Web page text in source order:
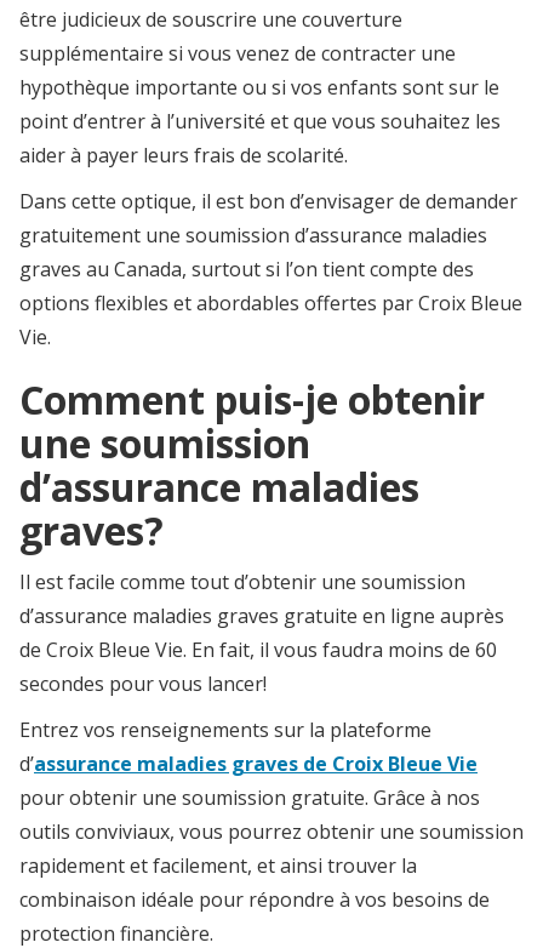
être judicieux de souscrire une couverture
supplémentaire si vous venez de contracter une
hypothèque importante ou si vos enfants sont sur le
point d’entrer à l’université et que vous souhaitez les
aider à payer leurs frais de scolarité.
Dans cette optique, il est bon d’envisager de demander
gratuitement une soumission d’assurance maladies
graves au Canada, surtout si l’on tient compte des
options flexibles et abordables offertes par Croix Bleue
Vie.
Comment puis-je obtenir
une soumission
d’assurance maladies
graves?
Il est facile comme tout d’obtenir une soumission
d’assurance maladies graves gratuite en ligne auprès
de Croix Bleue Vie. En fait, il vous faudra moins de 60
secondes pour vous lancer!
Entrez vos renseignements sur la plateforme
d’assurance maladies graves de Croix Bleue Vie
pour obtenir une soumission gratuite. Grâce à nos
outils conviviaux, vous pourrez obtenir une soumission
rapidement et facilement, et ainsi trouver la
combinaison idéale pour répondre à vos besoins de
protection financière.